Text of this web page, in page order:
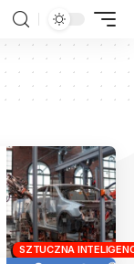
SZTUCZNA